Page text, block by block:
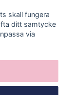
Skicka
skall fungera
ditt samtycke
via